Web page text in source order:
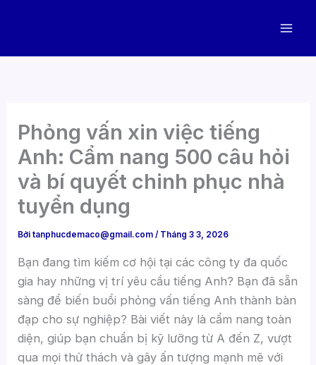
Phỏng vấn xin việc tiếng
Anh: Cẩm nang 500 câu hỏi
và bí quyết chinh phục nhà
tuyển dụng
Bởitanphucdemaco@gmail.com/ Tháng 3 3, 2026
Bạn đang tìm kiếm cơ hội tại các công ty đa quốc
gia hay những vị trí yêu cầu tiếng Anh? Bạn đã sẵn
sàng để biến buổi phỏng vấn tiếng Anh thành bàn
đạp cho sự nghiệp? Bài viết này là cẩm nang toàn
diện, giúp bạn chuẩn bị kỹ lưỡng từ A đến Z, vượt
qua mọi thử thách và gây ấn tượng mạnh mẽ với